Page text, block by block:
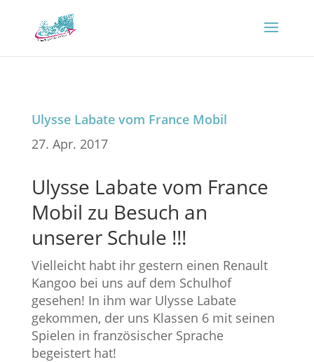
Ulysse Labate vom France Mobil
27. Apr. 2017
Ulysse Labate vom France
Mobil zu Besuch an
unserer Schule !!!
Vielleicht habt ihr gestern einen Renault
Kangoo bei uns auf dem Schulhof
gesehen! In ihm war Ulysse Labate
gekommen, der uns Klassen 6 mit seinen
Spielen in französischer Sprache
begeistert hat!